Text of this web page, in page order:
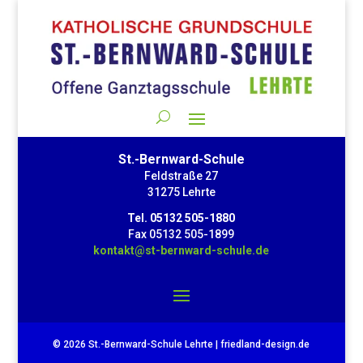
St.-Bernward-Schule
Feldstraße 27
31275 Lehrte
Tel. 05132 505-1880
Fax 05132 505-1899
kontakt@st-bernward-schule.de
© 2026 St.-Bernward-Schule Lehrte | friedland-design.de